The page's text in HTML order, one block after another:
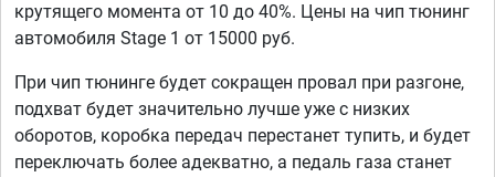
крутящего момента от 10 до 40%. Цены на чип тюнинг
автомобиля Stage 1 от 15000 руб.
При чип тюнинге будет сокращен провал при разгоне,
подхват будет значительно лучше уже с низких
оборотов, коробка передач перестанет тупить, и будет
переключать более адекватно, а педаль газа станет